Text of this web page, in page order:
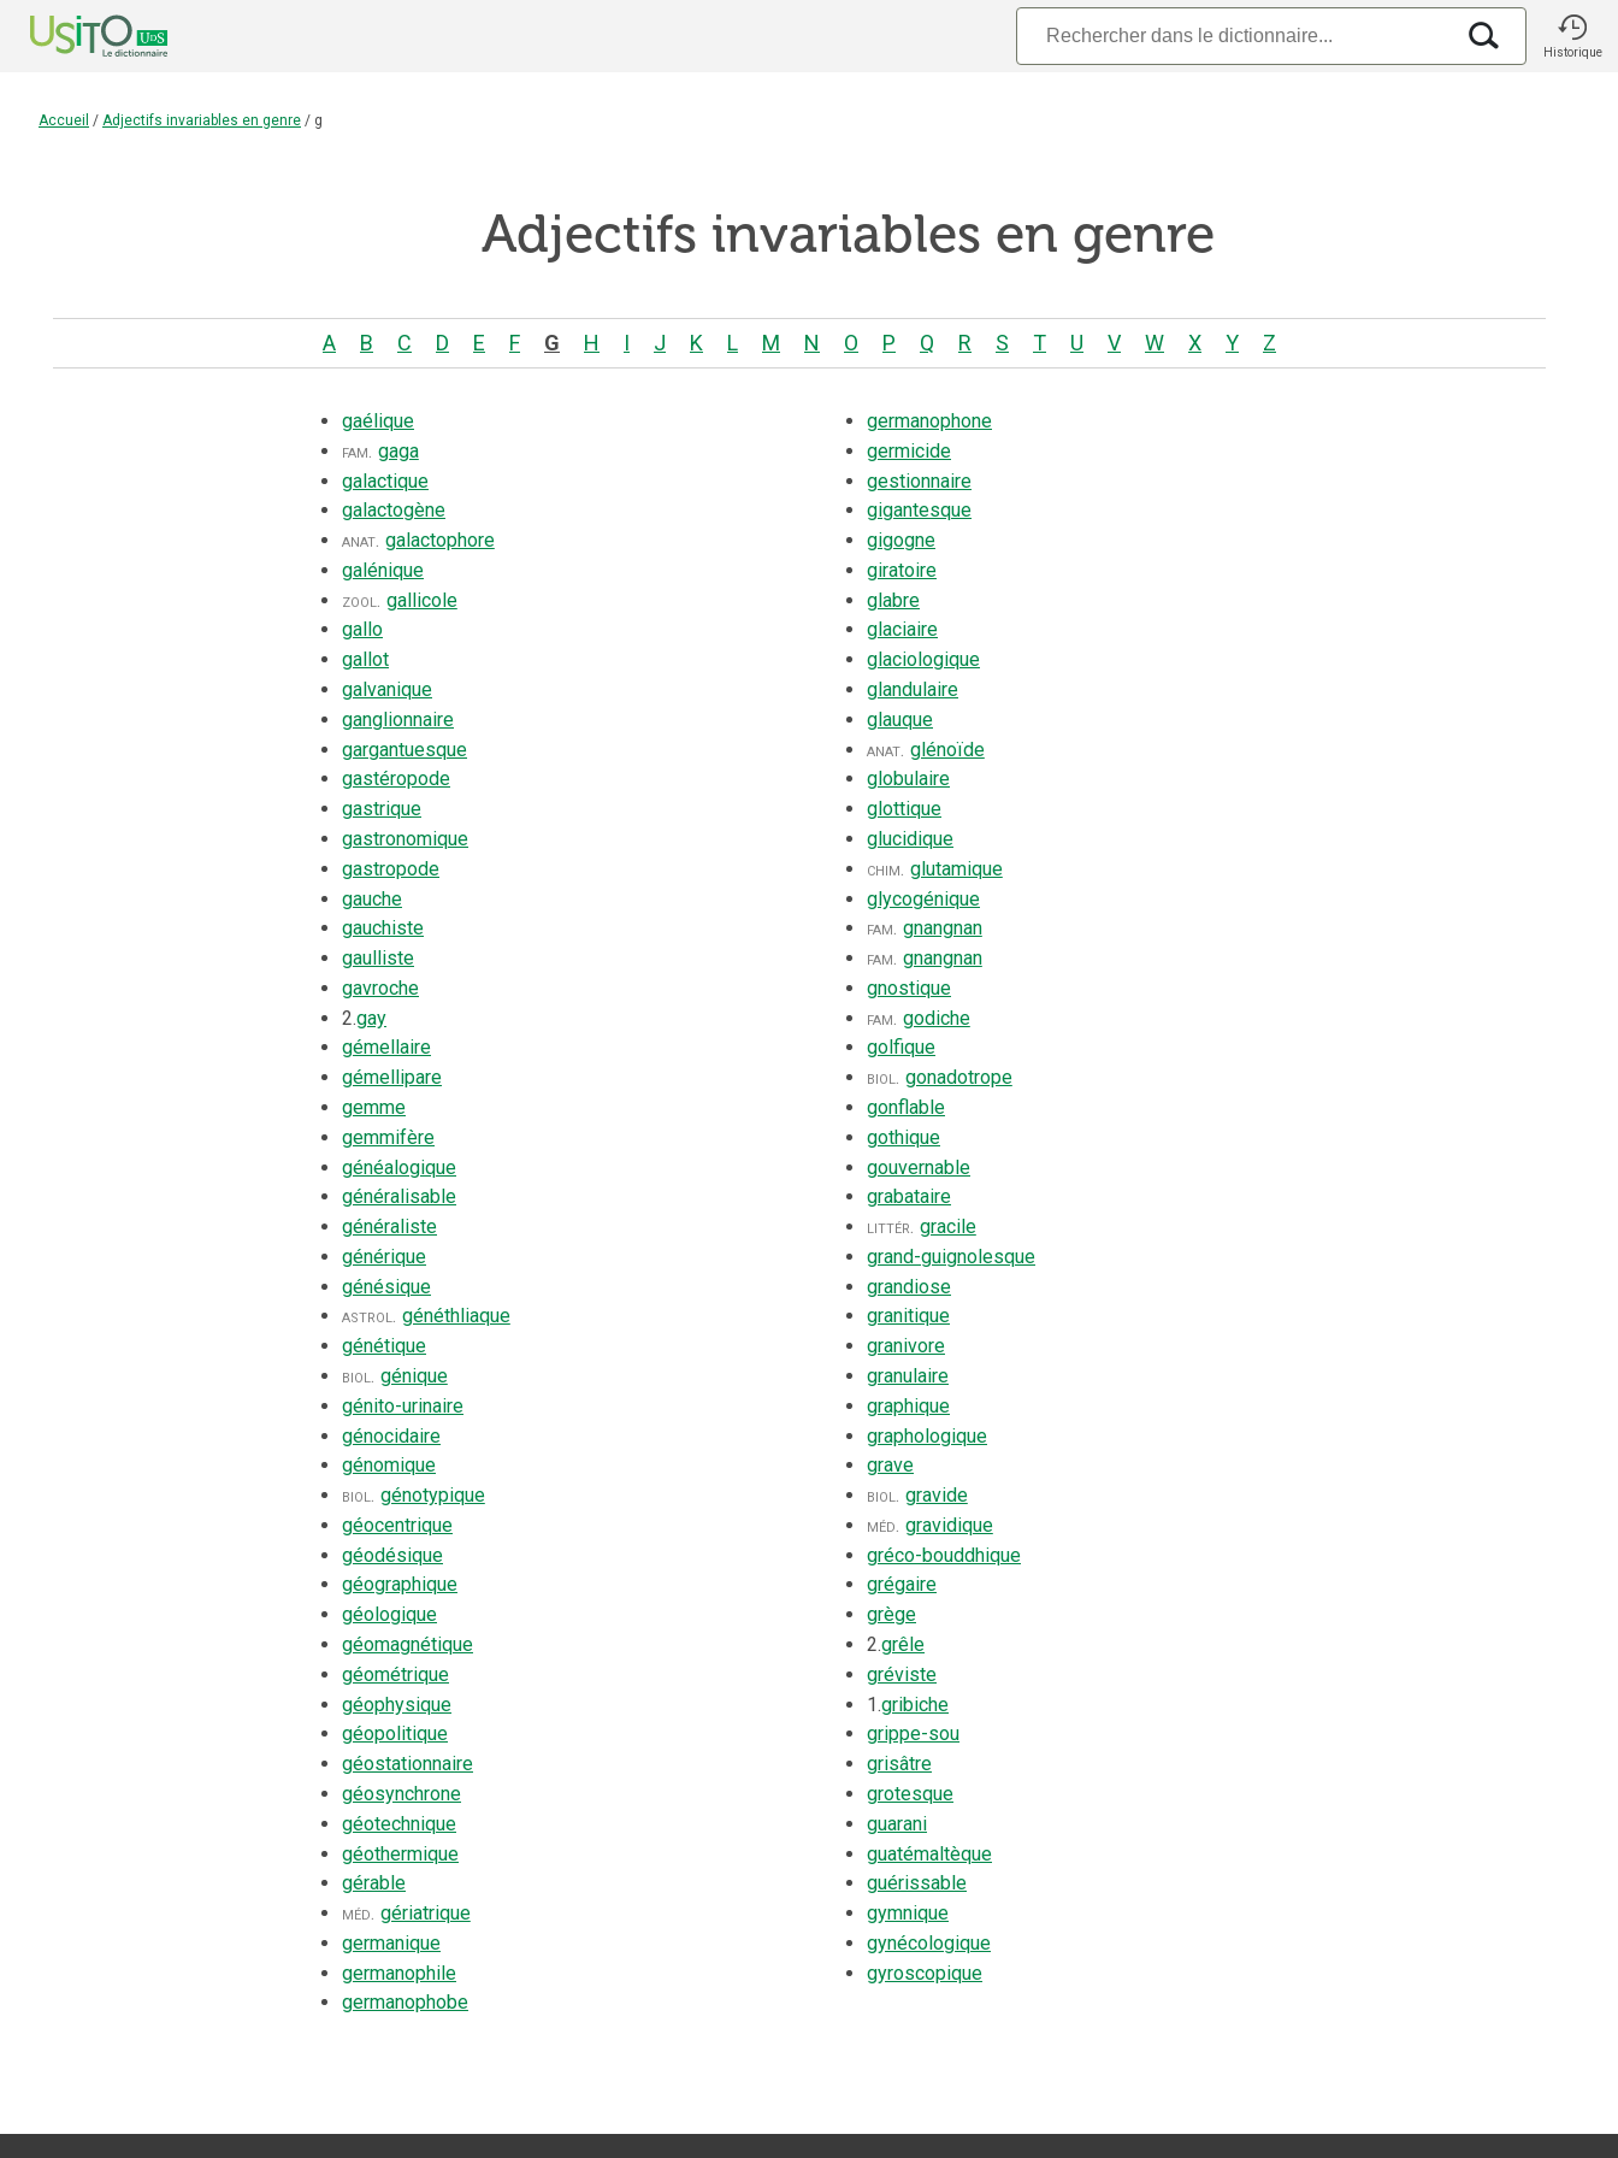
Historique
Accueil / Adjectifs invariables en genre / g
Adjectifs invariables en genre
A B C D E F G H I J K L M N O P Q R S T U V W X Y Z
gaélique
fam. gaga
galactique
galactogène
anat. galactophore
galénique
zool.
gallicole
gallo
gallot
galvanique
ganglionnaire
gargantuesque
gastéropode
gastrique
gastronomique
gastropode
gauche
gauchiste
gaulliste
gavroche
2.gay
gémellaire
gémellipare
gemme
gemmifère
généalogique
généralisable
généraliste
générique
génésique
astrol. généthliaque
génétique
biol. génique
génito-urinaire
génocidaire
génomique
biol. génotypique
géocentrique
géodésique
géographique
géologique
géomagnétique
géométrique
géophysique
géopolitique
géostationnaire
géosynchrone
géotechnique
géothermique
gérable
méd. gériatrique
germanique
germanophile
germanophobe
germanophone
germicide
gestionnaire
gigantesque
gigogne
giratoire
glabre
glaciaire
glaciologique
glandulaire
glauque
anat. glénoïde
globulaire
glottique
glucidique
chim. glutamique
glycogénique
fam. gnangnan
fam. gnangnan
gnostique
fam. godiche
golfique
biol. gonadotrope
gonflable
gothique
gouvernable
grabataire
littér. gracile
grand-guignolesque
grandiose
granitique
granivore
granulaire
graphique
graphologique
grave
biol. gravide
méd. gravidique
gréco-bouddhique
grégaire
grège
2.grêle
gréviste
1.gribiche
grippe-sou
grisâtre
grotesque
guarani
guatémaltèque
guérissable
gymnique
gynécologique
gyroscopique